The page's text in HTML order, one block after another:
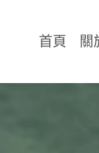
首頁 關